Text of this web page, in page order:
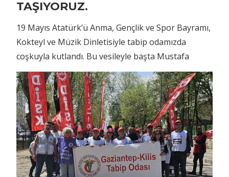
TAŞIYORUZ.
19 Mayıs Atatürk’ü Anma, Gençlik ve Spor Bayramı,
Kokteyl ve Müzik Dinletisiyle tabip odamızda
coşkuyla kutlandı. Bu vesileyle başta Mustafa